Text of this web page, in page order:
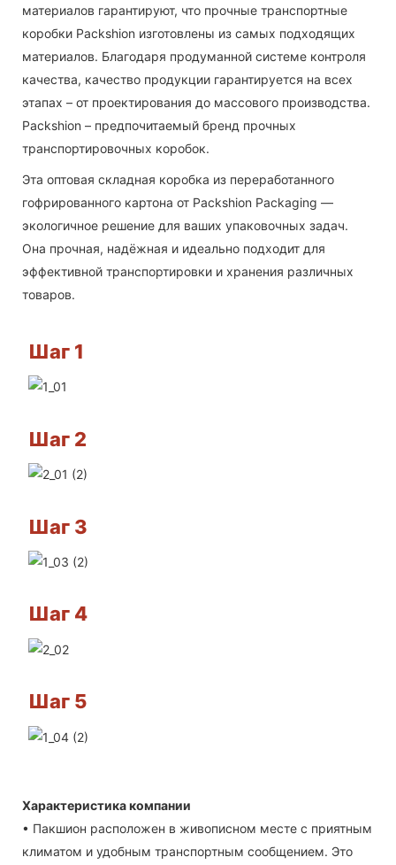
материалов гарантируют, что прочные транспортные
коробки Packshion изготовлены из самых подходящих
материалов. Благодаря продуманной системе контроля
качества, качество продукции гарантируется на всех
этапах – от проектирования до массового производства.
Packshion – предпочитаемый бренд прочных
транспортировочных коробок.
Эта оптовая складная коробка из переработанного
гофрированного картона от Packshion Packaging —
экологичное решение для ваших упаковочных задач.
Она прочная, надёжная и идеально подходит для
эффективной транспортировки и хранения различных
товаров.
Шаг 1
Шаг 2
Шаг 3
Шаг 4
Шаг 5
Характеристика компании
• Пакшион расположен в живописном месте с приятным
климатом и удобным транспортным сообщением. Это